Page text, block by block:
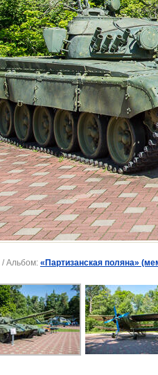
/ Альбом: «Партизанская поляна»